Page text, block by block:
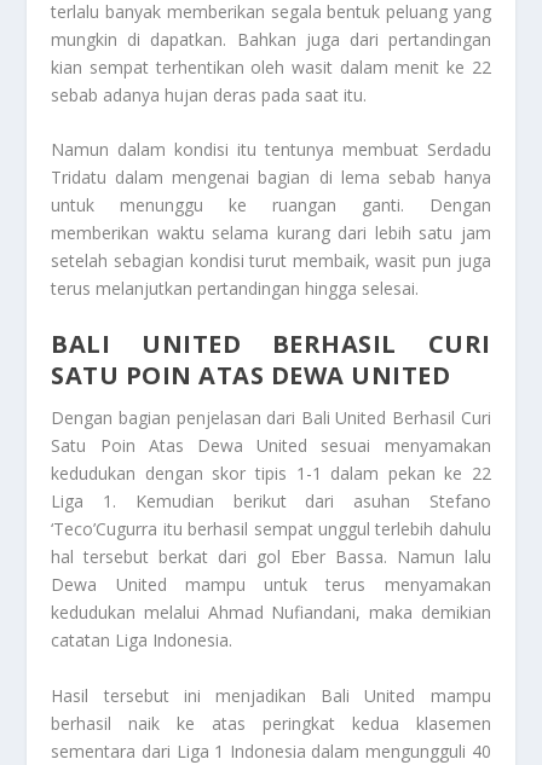
terlalu banyak memberikan segala bentuk peluang yang
mungkin di dapatkan. Bahkan juga dari pertandingan
kian sempat terhentikan oleh wasit dalam menit ke 22
sebab adanya hujan deras pada saat itu.
Namun dalam kondisi itu tentunya membuat Serdadu
Tridatu dalam mengenai bagian di lema sebab hanya
untuk menunggu ke ruangan ganti. Dengan
memberikan waktu selama kurang dari lebih satu jam
setelah sebagian kondisi turut membaik, wasit pun juga
terus melanjutkan pertandingan hingga selesai.
BALI UNITED BERHASIL CURI
SATU POIN ATAS DEWA UNITED
Dengan bagian penjelasan dari Bali United Berhasil Curi
Satu Poin Atas Dewa United sesuai menyamakan
kedudukan dengan skor tipis 1-1 dalam pekan ke 22
Liga 1. Kemudian berikut dari asuhan Stefano
‘Teco’Cugurra itu berhasil sempat unggul terlebih dahulu
hal tersebut berkat dari gol Eber Bassa. Namun lalu
Dewa United mampu untuk terus menyamakan
kedudukan melalui Ahmad Nufiandani, maka demikian
catatan Liga Indonesia.
Hasil tersebut ini menjadikan Bali United mampu
berhasil naik ke atas peringkat kedua klasemen
sementara dari Liga 1 Indonesia dalam mengungguli 40